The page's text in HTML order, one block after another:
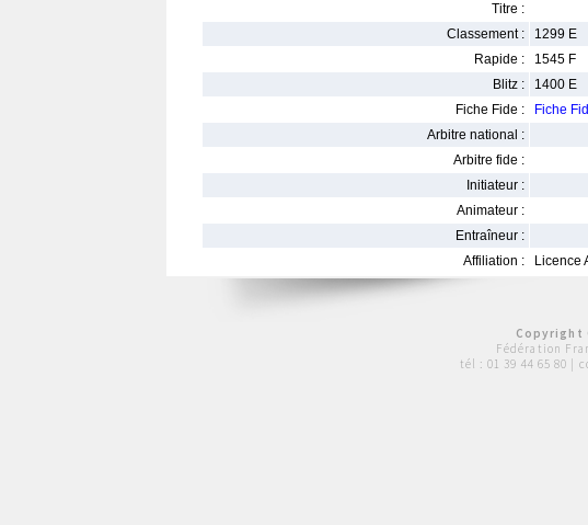
Titre :
Classement :
1299 E
Rapide :
1545 F
Blitz :
1400 E
Fiche Fide :
Fiche
Arbitre national :
Arbitre fide :
Initiateur :
Animateur :
Entraîneur :
Affiliation :
Licence
Copyright
Fédération
tél : 01 39 44 65 80 |